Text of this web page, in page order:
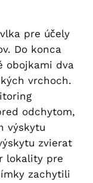
pre účely
Do konca
obojkami dva
vrchoch.
odchytom,
výskytu
zvierat
lokality pre
zachytili